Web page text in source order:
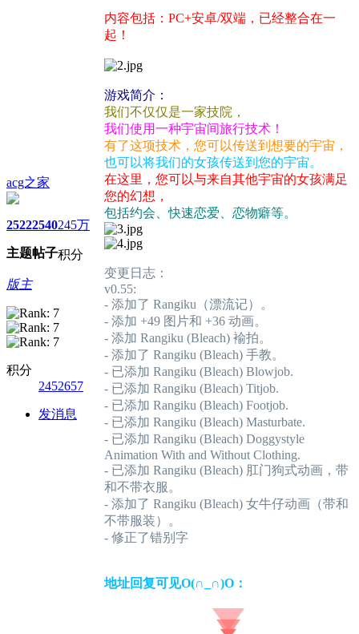
acg之家
2522
主题
2540
帖子
245万
积分
版主
积分
2452657
发消息
内容包括：PC+安卓/双端，已经整合在一
起！
游戏简介：
我们不仅仅是一家技院，
我们使用一种宇宙间旅行技术！
有了这项技术，您可以传送到想要的宇宙，
也可以将我们的女孩传送到您的宇宙。
在这里，您可以与来自其他宇宙的女孩满足
您的幻想，
包括约会、快速恋爱、恋物癖等。
变更日志：
v0.55:
- 添加了 Rangiku（漂流记）。
- 添加 +49 图片和 +36 动画。
- 添加 Rangiku (Bleach) 褕拍。
- 添加了 Rangiku (Bleach) 手教。
- 已添加 Rangiku (Bleach) Blowjob.
- 已添加 Rangiku (Bleach) Titjob.
- 已添加 Rangiku (Bleach) Footjob.
- 已添加 Rangiku (Bleach) Masturbate.
- 已添加 Rangiku (Bleach) Doggystyle
Animation With and Without Clothing.
- 已添加 Rangiku (Bleach) 肛门狗式动画，带
和不带衣服。
- 添加了 Rangiku (Bleach) 女牛仔动画（带和
不带服装）。
- 修正了错别字
地址回复可见O(∩_∩)O：